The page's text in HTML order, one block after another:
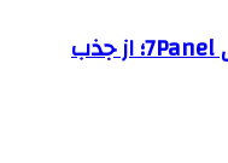
خدمات شبکه‌های اجتماعی 7Panel؛ از جذب